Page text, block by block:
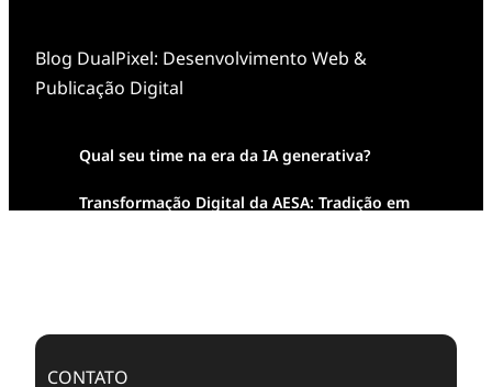
Blog DualPixel: Desenvolvimento Web &
Publicação Digital
Qual seu time na era da IA generativa?
Transformação Digital da AESA: Tradição em
CONTATO